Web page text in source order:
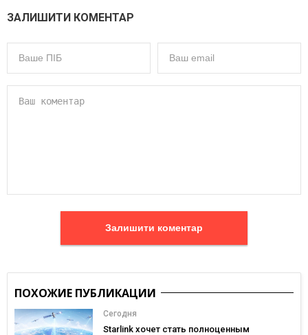
ЗАЛИШИТИ КОМЕНТАР
Залишити коментар
ПОХОЖИЕ ПУБЛИКАЦИИ
Сегодня
Starlink хочет стать полноценным